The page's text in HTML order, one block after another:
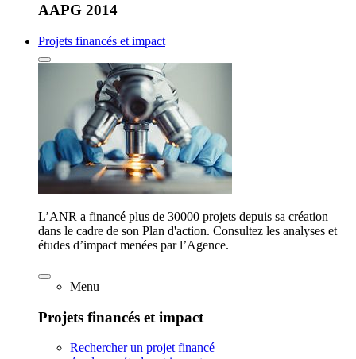
AAPG 2014
Projets financés et impact
L’ANR a financé plus de 30000 projets depuis sa création
dans le cadre de son Plan d'action. Consultez les analyses et
études d’impact menées par l’Agence.
Menu
Projets financés et impact
Rechercher un projet financé